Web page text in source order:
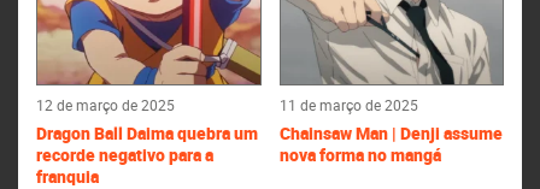
12 de março de 2025
Dragon Ball Daima quebra um
recorde negativo para a
franquia
11 de março de 2025
Chainsaw Man | Denji assume
nova forma no mangá